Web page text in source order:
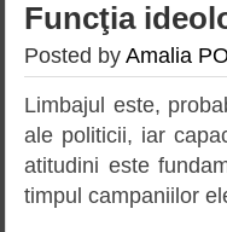
Funcţia
Posted byAmalia
Limbajul este,
ale politicii, iar
atitudini este
timpul campaniilor